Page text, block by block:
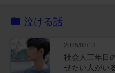
泣ける話
2025/08/13
社会人三年目
せたい人がい